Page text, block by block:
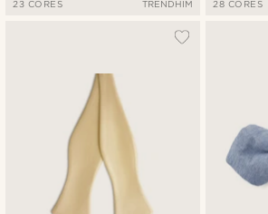
23 CORES TRENDHIM 28 CORES